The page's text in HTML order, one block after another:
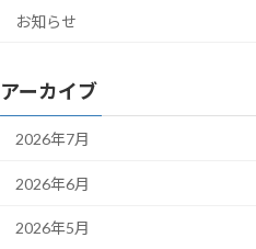
お知らせ
アーカイブ
2026年7月
2026年6月
2026年5月